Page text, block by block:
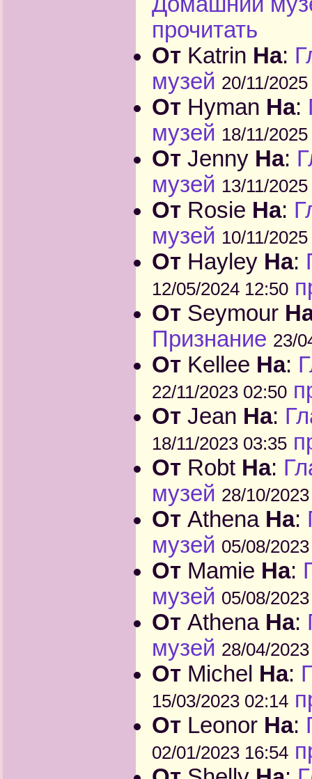
прочитать
От Katrin На:
музей 20/11/
От Hyman На:
музей 18/11/
От Jenny На:
музей 13/11/
От Rosie На:
музей 10/11/
От Hayley На:
12/05/2024 12:50
От Seymour
Признание 23/
От Kellee На:
22/11/2023 02:50
От Jean На:
18/11/2023 03:35
От Robt На:
музей 28/10/
От Athena На:
музей 05/08/
От Mamie На:
музей 05/08/
От Athena На:
музей 28/04/
От Michel На:
15/03/2023 02:14
От Leonor На:
02/01/2023 16:54